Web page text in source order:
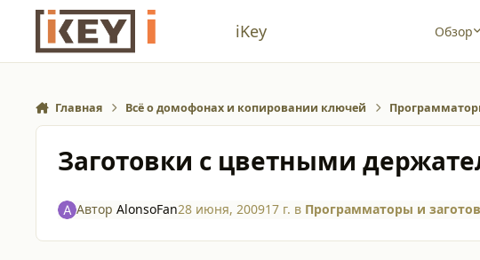
Перейти к содержанию
iKey Обзор
Главная Всё о домофонах и копировании ключей
Заготовки с цветными
Автор AlonsoFan28 июня, 200917 г. в Программаторы и